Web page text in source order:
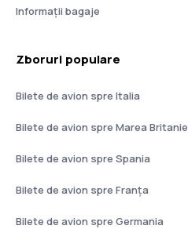
Informații bagaje
Zboruri populare
Bilete de avion spre Italia
Bilete de avion spre Marea Britanie
Bilete de avion spre Spania
Bilete de avion spre Franţa
Bilete de avion spre Germania